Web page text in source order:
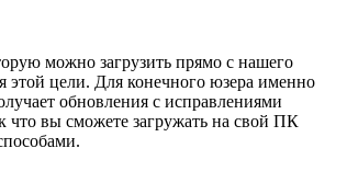
можно загрузить прямо с нашего
этой цели. Для конечного юзера именно
обновления с исправлениями
что вы сможете загружать на свой ПК